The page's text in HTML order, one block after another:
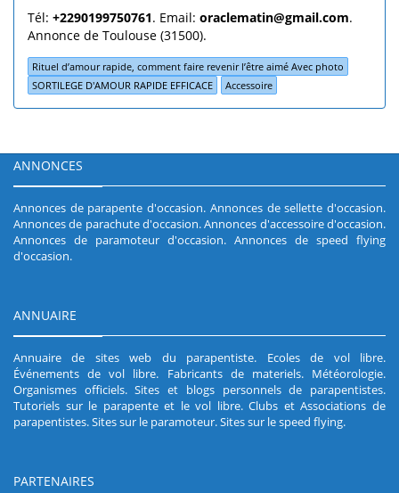
Tél: +2290199750761. Email: oraclematin@gmail.com.
Annonce de Toulouse (31500).
Rituel d’amour rapide, comment faire revenir l’être aimé Avec photo
SORTILEGE D'AMOUR RAPIDE EFFICACE
Accessoire
ANNONCES
Annonces de parapente d'occasion. Annonces de sellette d'occasion.
Annonces de parachute d'occasion.Annonces d'accessoire d'occasion.
Annonces de paramoteur d'occasion. Annonces de speed flying
d'occasion.
ANNUAIRE
Annuaire de sites web du parapentiste. Ecoles de vol libre.
Événements de vol libre. Fabricants de materiels. Météorologie.
Organismes officiels.Sites et blogs personnels de parapentistes.
Tutoriels sur le parapente et le vol libre.Clubs et Associations de
parapentistes.Sites sur le paramoteur.Sites sur le speed flying.
PARTENAIRES